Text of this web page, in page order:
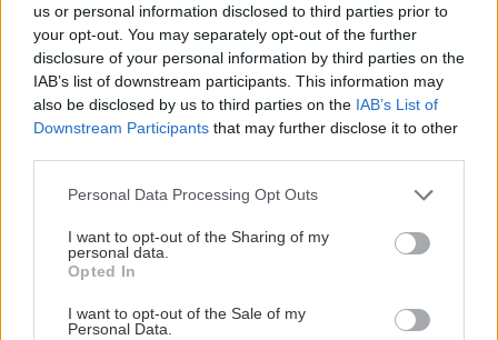
us or personal information disclosed to third parties prior to
your opt-out. You may separately opt-out of the further
disclosure of your personal information by third parties on the
IAB’s list of downstream participants. This information may
also be disclosed by us to third parties on the IAB’s List of
Downstream Participants that may further disclose it to other
Personal Data Processing Opt Outs
I want to opt-out of the Sharing of my
personal data.
Opted In
I want to opt-out of the Sale of my
Personal Data.
22:11
ΚΟΣΜΟΣ
Εξαρθρώθηκε τεράστιο δίκτυο διακίνησης
μεταναστών και ναρκωτικών στη Μεσόγειο –
Πάνω από 24 εκατ. ευρώ κέρδη
21:53
ΥΓΕΙΑ
Αυτά τα φρούτα επιλέγουν 4 ενδοκρινολόγοι
Πλύσιμο των ποδιών με αλάτι και ελαιόλαδο:
Όλες οι ειδήσεις
ΠΕΡΙΣΣΟΤΕΡΑ